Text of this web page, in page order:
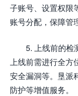
子账号、设置权限
账号分配，保障管
5. 上线前的检
上线前需进行全方
安全漏洞等。垦派
防护等增值服务。